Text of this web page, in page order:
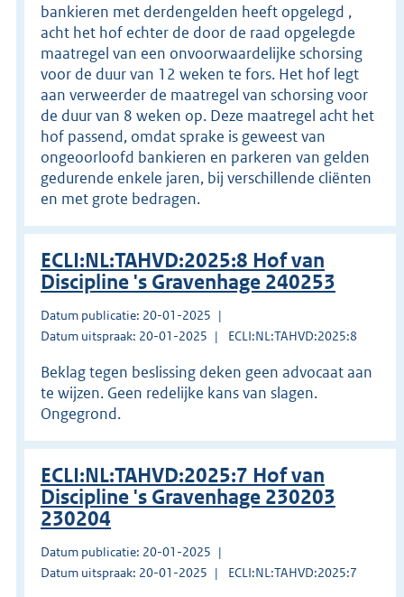
bankieren met derdengelden heeft opgelegd ,
acht het hof echter de door de raad opgelegde
maatregel van een onvoorwaardelijke schorsing
voor de duur van 12 weken te fors. Het hof legt
aan verweerder de maatregel van schorsing voor
de duur van 8 weken op. Deze maatregel acht het
hof passend, omdat sprake is geweest van
ongeoorloofd bankieren en parkeren van gelden
gedurende enkele jaren, bij verschillende cliënten
en met grote bedragen.
ECLI:NL:TAHVD:2025:8 Hof van
Discipline 's Gravenhage 240253
Datum publicatie: 20-01-2025
Datum uitspraak: 20-01-2025
ECLI:NL:TAHVD:2025:8
Beklag tegen beslissing deken geen advocaat aan
te wijzen. Geen redelijke kans van slagen.
Ongegrond.
ECLI:NL:TAHVD:2025:7 Hof van
Discipline 's Gravenhage 230203
230204
Datum publicatie: 20-01-2025
Datum uitspraak: 20-01-2025
ECLI:NL:TAHVD:2025:7